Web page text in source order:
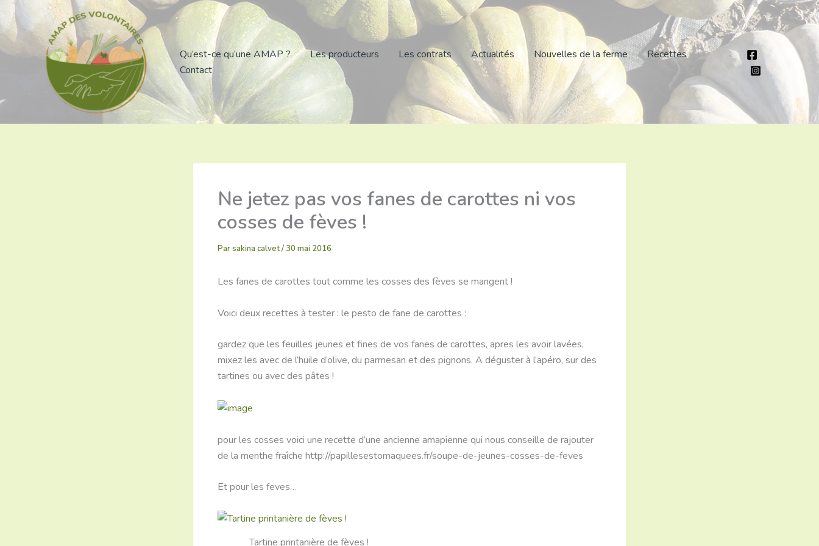
Aller
contenu
Qu’est-ce qu’une AMAP ?
Les producteurs Les contrats Actualités Nouvelles de la ferme
Recettes
Contact
Ne jetez pas vos fanes de carottes ni vos
cosses de fèves !
Parsakina calvet/30 mai 2016
Les fanes de carottes tout comme les cosses des fèves se mangent !
Voici deux recettes à tester : le pesto de fane de carottes :
gardez que les feuilles jeunes et fines de vos fanes de carottes, apres les avoir lavées,
mixez les avec de l’huile d’olive, du parmesan et des pignons. A déguster à l’apéro, sur des
tartines ou avec des pâtes !
pour les cosses voici une recette d’une ancienne amapienne qui nous conseille de rajouter
de la menthe fraîche http://papillesestomaquees.fr/soupe-de-jeunes-cosses-de-feves
Et pour les feves…
Tartine printanière de fèves !